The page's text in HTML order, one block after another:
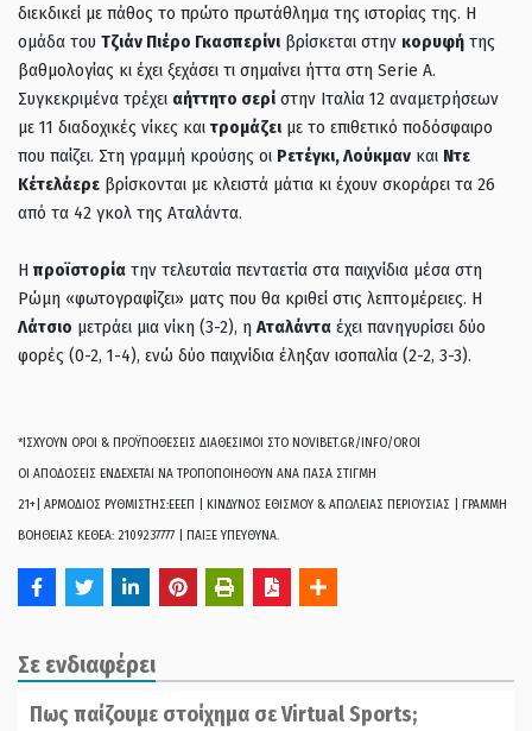
διεκδικεί με πάθος το πρώτο πρωτάθλημα της ιστορίας της. Η
ομάδα του Τζιάν Πιέρο Γκασπερίνι βρίσκεται στην κορυφή της
βαθμολογίας κι έχει ξεχάσει τι σημαίνει ήττα στη Serie A.
Συγκεκριμένα τρέχει αήττητο σερί στην Ιταλία 12 αναμετρήσεων
με 11 διαδοχικές νίκες καιτρομάζει με το επιθετικό ποδόσφαιρο
που παίζει. Στη γραμμή κρούσης οι Ρετέγκι, Λούκμαν και Ντε
Κέτελάερε βρίσκονται με κλειστά μάτια κι έχουν σκοράρει τα 26
από τα 42 γκολ της Αταλάντα.
Ηπροϊστορία την τελευταία πενταετία στα παιχνίδια μέσα στη
Ρώμη «φωτογραφίζει» ματς που θα κριθεί στις λεπτομέρειες. Η
Λάτσιο μετράει μια νίκη (3-2), η Αταλάντα έχει πανηγυρίσει δύο
φορές (0-2, 1-4), ενώ δύο παιχνίδια έληξαν ισοπαλία (2-2, 3-3).
*ΙΣΧΥΟΥΝ ΟΡΟΙ & ΠΡΟΫΠΟΘΕΣΕΙΣ ΔΙΑΘΕΣΙΜΟΙ ΣΤΟ NOVIBET.GR/INFO/OROI
ΟΙ ΑΠΟΔΟΣΕΙΣ ΕΝΔΕΧΕΤΑΙ ΝΑ ΤΡΟΠΟΠΟΙΗΘΟΥΝ ΑΝΑ ΠΑΣΑ ΣΤΙΓΜΗ
21+| ΑΡΜΟΔΙΟΣ ΡΥΘΜΙΣΤΗΣ:ΕΕΕΠ | ΚΙΝΔΥΝΟΣ ΕΘΙΣΜΟΥ & ΑΠΩΛΕΙΑΣ ΠΕΡΙΟΥΣΙΑΣ | ΓΡΑΜΜΗ
ΒΟΗΘΕΙΑΣ ΚΕΘΕΑ: 2109237777 | ΠΑΙΞΕ ΥΠΕΥΘΥΝΑ.
Σε ενδιαφέρει
Πως παίζουμε στοίχημα σε Virtual Sports;